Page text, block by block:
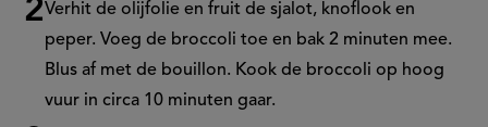
Verhit de olijfolie en fruit de sjalot, knoflook en
peper. Voeg de broccoli toe en bak 2 minuten mee.
Blus af met de bouillon. Kook de broccoli op hoog
vuur in circa 10 minuten gaar.